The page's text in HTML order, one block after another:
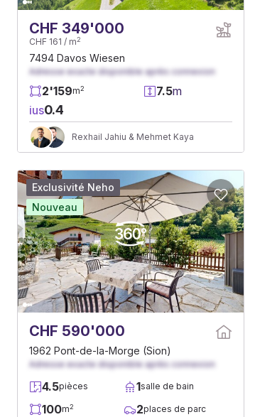
CHF 349'000
CHF 161 / m2
7494 Davos Wiesen
Adresse exacte disponible après connexion
2'159m2 7.5m
ius0.4
Rexhail Jahiu & Mehmet Kaya
CHF 590'000
1962 Pont-de-la-Morge (Sion)
Adresse exacte disponible après connexion
4.5pièces 1salle de bain
100m2 2places de parc
Exclusivité Neho
Nouveau